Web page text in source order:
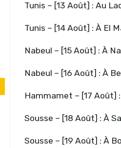
Tunis – [13 Août] : Au
Tunis – [14 Août] : À El
Nabeul – [15 Août] : À
Nabeul – [16 Août] : À
Hammamet – [17 Août]
Sousse – [18 Août] : À
Sousse – [19 Août] : À